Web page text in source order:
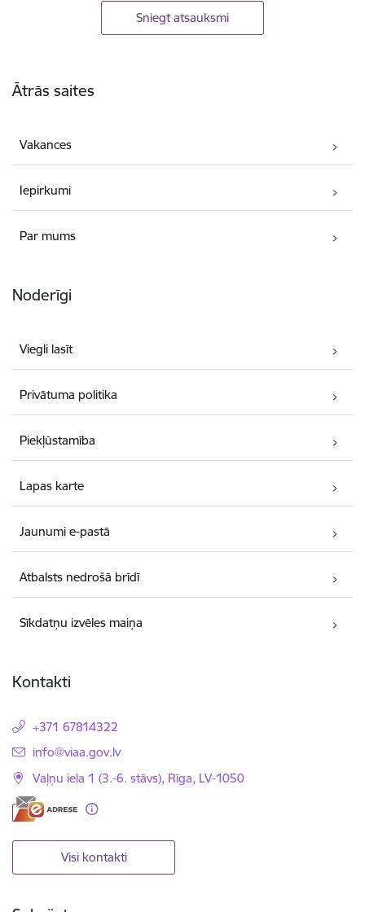
Sniegt atsauksmi
Ātrās saites
Vakances
Iepirkumi
Par mums
Noderīgi
Viegli lasīt
Privātuma politika
Piekļūstamība
Lapas karte
Jaunumi e-pastā
Atbalsts nedrošā brīdī
Sīkdatņu izvēles maiņa
Kontakti
+371 67814322
E-pasts:
info@viaa.gov.lv
Vaļņu iela 1 (3.-6. stāvs), Rīga, LV-1050
Visi kontakti